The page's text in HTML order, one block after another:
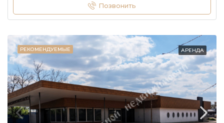
Позвонить
РЕКОМЕНДУЕМЫЕ АРЕНДА